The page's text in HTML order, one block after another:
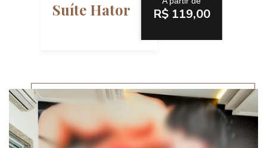
Suíte Hator R$ 119,00